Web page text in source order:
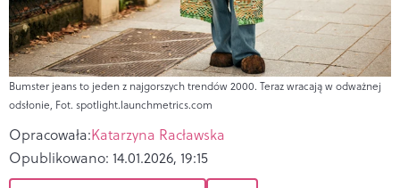
Bumster jeans to jeden z najgorszych trendów 2000. Teraz wracają w odważnej
odsłonie, Fot. spotlight.launchmetrics.com
Opracowała:Katarzyna Racławska
Opublikowano: 14.01.2026, 19:15